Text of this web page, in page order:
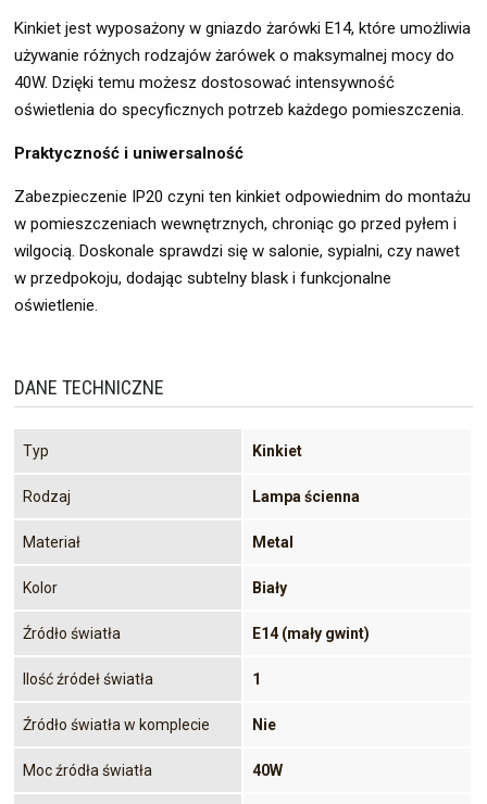
Kinkiet jest wyposażony w gniazdo żarówki E14, które umożliwia
używanie różnych rodzajów żarówek o maksymalnej mocy do
40W. Dzięki temu możesz dostosować intensywność
oświetlenia do specyficznych potrzeb każdego pomieszczenia.
Praktyczność i uniwersalność
Zabezpieczenie IP20 czyni ten kinkiet odpowiednim do montażu
w pomieszczeniach wewnętrznych, chroniąc go przed pyłem i
wilgocią. Doskonale sprawdzi się w salonie, sypialni, czy nawet
w przedpokoju, dodając subtelny blask i funkcjonalne
oświetlenie.
DANE TECHNICZNE
Typ Kinkiet
Rodzaj Lampa ścienna
Materiał Metal
Kolor Biały
Źródło światła E14 (mały gwint)
Ilość źródeł światła 1
Źródło światła w komplecie Nie
Moc źródła światła 40W